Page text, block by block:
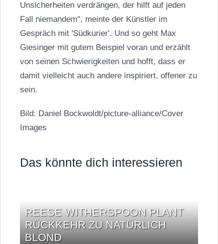
Unsicherheiten verdrängen, der hilft auf jeden
Fall niemandem", meinte der Künstler im
Gespräch mit 'Südkurier'. Und so geht Max
Giesinger mit gutem Beispiel voran und erzählt
von seinen Schwierigkeiten und hofft, dass er
damit vielleicht auch andere inspiriert, offener zu
sein.
Bild: Daniel Bockwoldt/picture-alliance/Cover
Images
Das könnte dich interessieren
REESE WITHERSPOON PLANT
RÜCKKEHR ZU NATÜRLICH
BLOND